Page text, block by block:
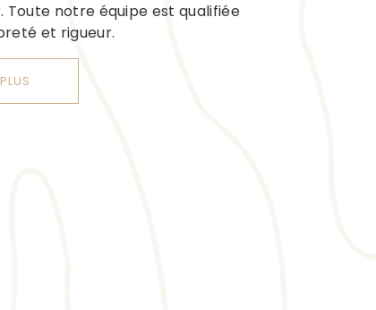
Toute notre équipe est qualifiée
et rigueur.